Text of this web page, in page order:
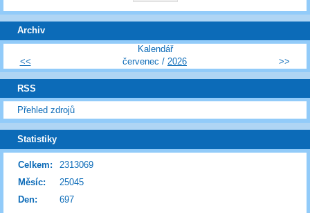
Archiv
Kalendář
<<
červenec / 2026 >>
RSS
Přehled zdrojů
Statistiky
Celkem:
2313069
Měsíc:
25045
Den:
697